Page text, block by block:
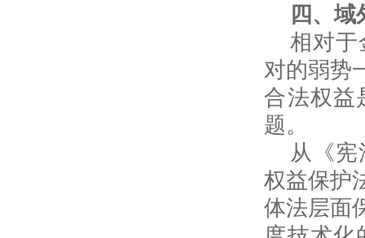
四、
相对于
对的弱势
合法权益
题。
从《
权益保护
体法层面